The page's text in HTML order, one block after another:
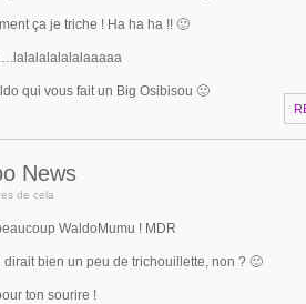
ça je triche ! Ha ha ha !! 🙂
qui vous fait un Big Osibisou 🙂
News
de cela
WaldoMumu ! MDR
dirait bien un peu de trichouillette, non ? 🙂
ton sourire !